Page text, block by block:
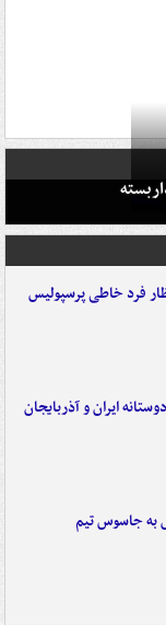
فرد خاطی پرسپولیس
ایران و آذربایجان
به جاسوس تیم